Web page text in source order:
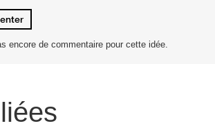
encore de commentaire pour cette idée.